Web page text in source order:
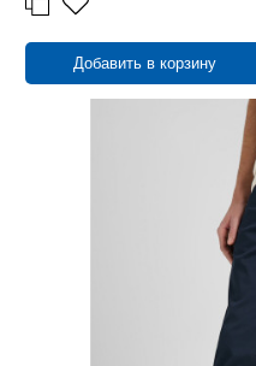
Добавить в корзину